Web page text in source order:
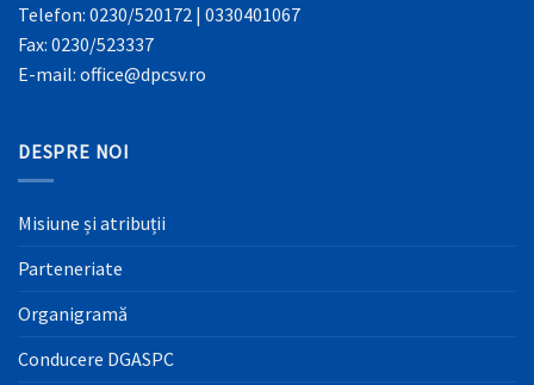
Telefon: 0230/520172 | 0330401067
Fax: 0230/523337
E-mail: office@dpcsv.ro
DESPRE NOI
Misiune și atribuții
Parteneriate
Organigramă
Conducere DGASPC